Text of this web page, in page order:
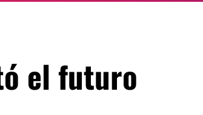
el futuro